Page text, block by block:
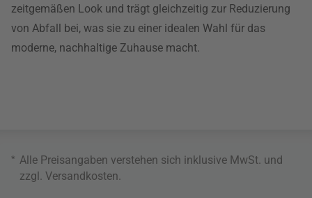
zeitgemäßen Look und trägt gleichzeitig zur Reduzierung
von Abfall bei, was sie zu einer idealen Wahl für das
moderne, nachhaltige Zuhause macht.
* Alle Preisangaben verstehen sich inklusive MwSt. und
zzgl. Versandkosten.